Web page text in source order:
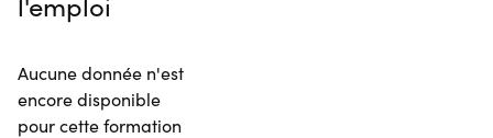
Aucune donnée n'est
encore disponible
pour cette formation